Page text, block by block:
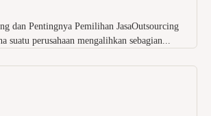
dan Pentingnya Pemilihan JasaOutsourcing
suatu perusahaan mengalihkan sebagian...